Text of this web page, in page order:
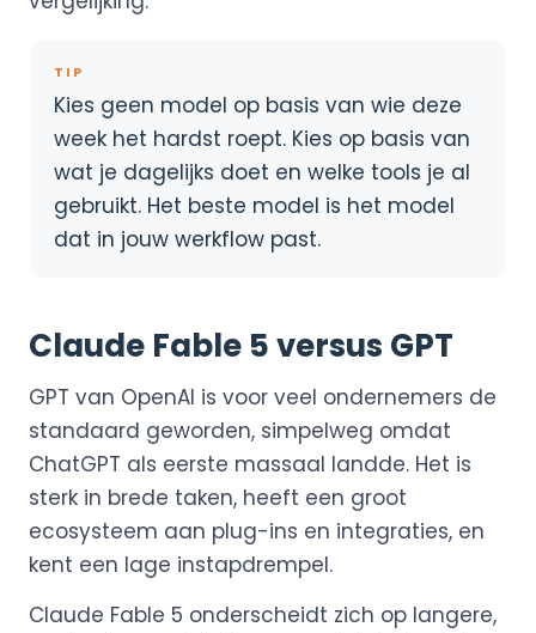
TIP
Kies geen model op basis van wie deze
week het hardst roept. Kies op basis van
wat je dagelijks doet en welke tools je al
gebruikt. Het beste model is het model
dat in jouw werkflow past.
Claude Fable 5 versus GPT
GPT van OpenAI is voor veel ondernemers de
standaard geworden, simpelweg omdat
ChatGPT als eerste massaal landde. Het is
sterk in brede taken, heeft een groot
ecosysteem aan plug-ins en integraties, en
kent een lage instapdrempel.
Claude Fable 5 onderscheidt zich op langere,